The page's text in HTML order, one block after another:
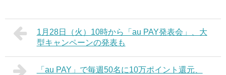
1月28日（火）10時から「au PAY発表会」、大
型キャンペーンの発表も
「au PAY」で毎週50名に10万ポイント還元、